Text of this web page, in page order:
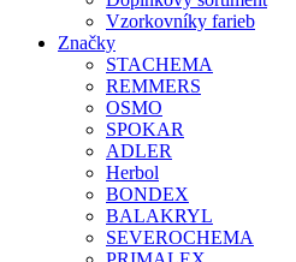
Vzorkovníky farieb
Značky
STACHEMA
REMMERS
OSMO
SPOKAR
ADLER
Herbol
BONDEX
BALAKRYL
SEVEROCHEMA